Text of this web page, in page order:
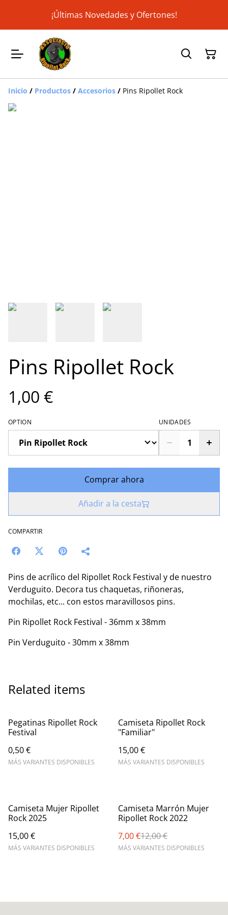
¡Últimas Novedades y Ofertones!
Inicio / Productos / Accesorios / Pins Ripollet Rock
Pins Ripollet Rock
1,00 €
OPTION UNIDADES
Comprar ahora
Añadir a la cesta
COMPARTIR
Pins de acrílico del Ripollet Rock Festival y de nuestro
Verduguito. Decora tus chaquetas, riñoneras,
mochilas, etc... con estos maravillosos pins.
Pin Ripollet Rock Festival - 36mm x 38mm
Pin Verduguito - 30mm x 38mm
Related items
Pegatinas Ripollet Rock
Festival
0,50 €
MÁS VARIANTES DISPONIBLES
Camiseta Ripollet Rock
"Familiar"
15,00 €
MÁS VARIANTES DISPONIBLES
Camiseta Mujer Ripollet
Rock 2025
15,00 €
MÁS VARIANTES DISPONIBLES
%
Camiseta Marrón Mujer
Ripollet Rock 2022
7,00 €12,00 €
MÁS VARIANTES DISPONIBLES